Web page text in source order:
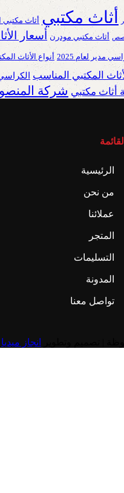
أثاث مكتبي أثاث مكتبي
أثاث مكتبي مودرن أسعار
مدير لعام 2025 أنواع الأثاث
المكتبي المناسب
أثاث مكتبي شركة
القائمة
الرئيسية
من نحن
عملائنا
المتجر
التسليمات
المدونة
تواصل معنا
انجاز ميديا